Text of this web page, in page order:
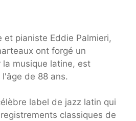
et pianiste Eddie Palmieri,
ont forgé un
la musique latine, est
de 88 ans.
label de jazz latin qui
classiques de